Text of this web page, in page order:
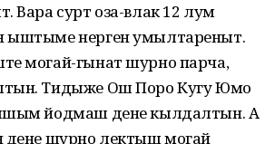
Вара сурт оза-влак 12 лум
ыштыме нерген умылтареныт.
могай-гынат шурно парча,
Тидыже Ош Поро Кугу Юмо
йодмаш дене кылдалтын. А
дене шурно лектыш могай